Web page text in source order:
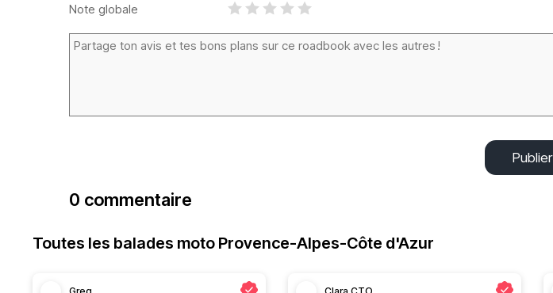
Note globale
Publier
0 commentaire
Toutes les balades moto Provence-Alpes-Côte d'Azur